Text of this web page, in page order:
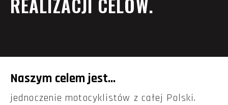
Naszym celem jest...
jednoczenie motocyklistów z całej Polski.